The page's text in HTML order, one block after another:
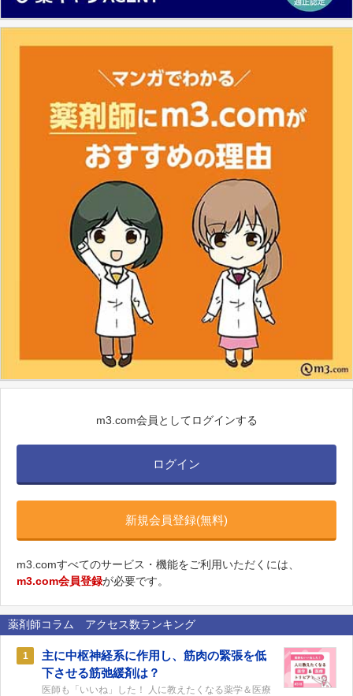
m3.com会員としてログインする
ログイン
新規会員登録(無料)
m3.comすべてのサービス・機能をご利用いただくには、
m3.com会員登録が必要です。
薬剤師コラム アクセス数ランキング
1
主に中枢神経系に作用し、筋肉の緊張を低
下させる筋弛緩剤は？
医師も「いいね」した！ 人に教えたくなる薬学＆医療